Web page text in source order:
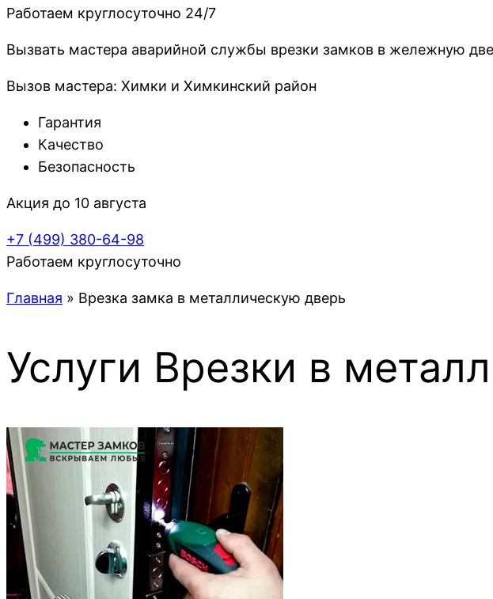
Работаем круглосуточно 24/7
Вызвать мастера аварийной службы врезки замков в жележную
Вызов мастера: Химки и Химкинский район
Гарантия
Качество
Безопасность
Акция до 10 августа
+7 (499) 380-64-98
Работаем круглосуточно
Главная » Врезка замка в металлическую дверь
Услуги Врезки в